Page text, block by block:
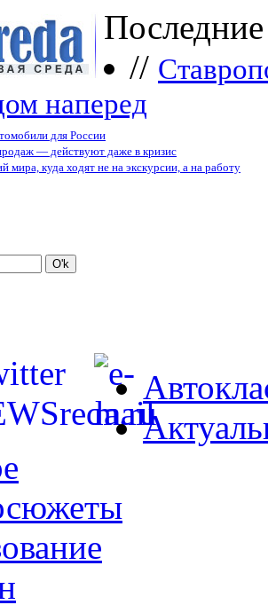
//
наперед
для России
— действуют даже в кризис
мира, куда ходят не на экскурсии, а на работу